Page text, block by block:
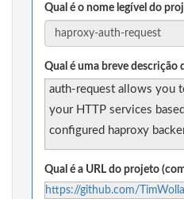
Qual é o nome legível do
Qual é uma breve descrição
auth-request allows you
your HTTP services
configured haproxy
Qual é a URL do projeto
https://github.com/